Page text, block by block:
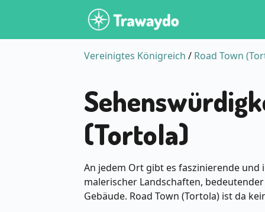
Vereinigtes Königreich / Road Town
(Tortola)
An jedem Ort gibt es faszinierende und
malerischer Landschaften,
Gebäude. Road Town (Tortola) ist da